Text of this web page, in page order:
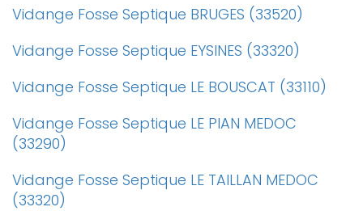
Vidange Fosse Septique BRUGES (33520)
Vidange Fosse Septique EYSINES (33320)
Vidange Fosse Septique LE BOUSCAT (33110)
Vidange Fosse Septique LE PIAN MEDOC
(33290)
Vidange Fosse Septique LE TAILLAN MEDOC
(33320)